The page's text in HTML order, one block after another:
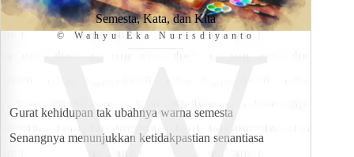
Semesta, Kata, dan Kita
© Wahyu Eka Nurisdiyanto
Gurat kehidupan tak ubahnya warna semesta
Senangnya menunjukkan ketidakpastian senantiasa